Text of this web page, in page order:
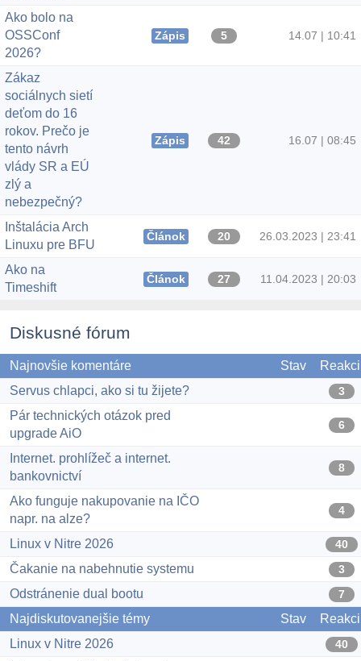
Ako bolo na
OSSConf
2026?
Zápis 5 14.07 | 10:41
Zákaz
sociálnych sietí
deťom do 16
rokov. Prečo je
tento návrh
vlády SR a EÚ
zlý a
nebezpečný?
Zápis 42 16.07 | 08:45
Inštalácia Arch
Linuxu pre BFU
Článok 20 26.03.2023 | 23:41
Ako na
Timeshift
Článok 27 11.04.2023 | 20:03
Diskusné fórum
Najnovšie komentáre Stav
Servus chlapci, ako si tu žijete?
3
Pár technických otázok pred
upgrade AiO
6
Internet. prohlížeč a internet.
bankovnictví
8
Ako funguje nakupovanie na IČO
napr. na alze?
4
Linux v Nitre 2026 40
Čakanie na nabehnutie systemu 3
Odstránenie dual bootu 7
Najdiskutovanejšie témy Stav
Linux v Nitre 2026
40